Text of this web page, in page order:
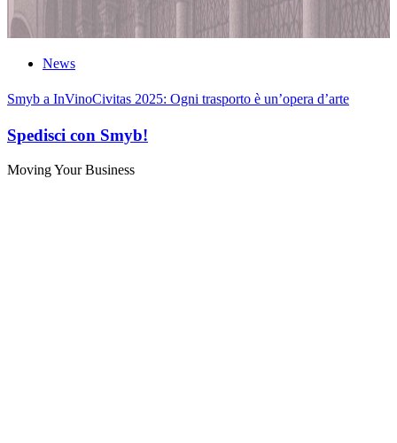
News
Smyb a InVinoCivitas 2025: Ogni trasporto è un’opera d’arte
Spedisci con Smyb!
Moving Your Business